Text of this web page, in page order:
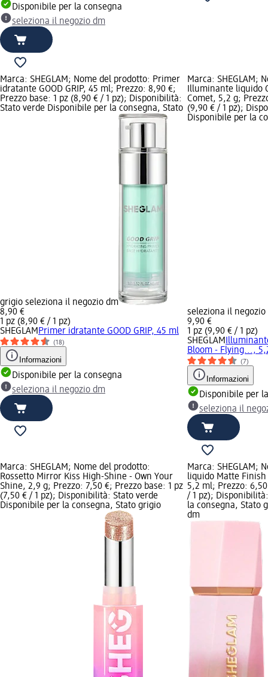
Disponibile per la consegna
seleziona il negozio dm
Marca: SHEGLAM; Nome del prodotto: Primer
idratante GOOD GRIP, 45 ml; Prezzo: 8,90 €;
Prezzo base: 1 pz (8,90 € / 1 pz); Disponibilità:
Stato verde Disponibile per la consegna, Stato
grigio seleziona il negozio dm
8,90 €
1 pz (8,90 € / 1 pz)
SHEGLAMPrimer idratante GOOD GRIP, 45 ml
(18)
Informazioni
Disponibile per la consegna
seleziona il negozio dm
Marca: SHEGLAM;
Illuminante liquido
Comet, 5,2 g;
(9,90 € / 1 pz);
Disponibile per la
seleziona il negozio
9,90 €
1 pz (9,90 € / 1 pz)
SHEGLAM
Bloom - Flying...,
(7)
Informazioni
Disponibile per
seleziona il
Marca: SHEGLAM; Nome del prodotto:
Rossetto Mirror Kiss High-Shine - Own Your
Shine, 2,9 g; Prezzo: 7,50 €; Prezzo base: 1 pz
(7,50 € / 1 pz); Disponibilità: Stato verde
Disponibile per la consegna, Stato grigio
Marca: SHEGLAM;
liquido Matte
5,2 ml; Prezzo:
/ 1 pz);
la consegna, Stato
dm